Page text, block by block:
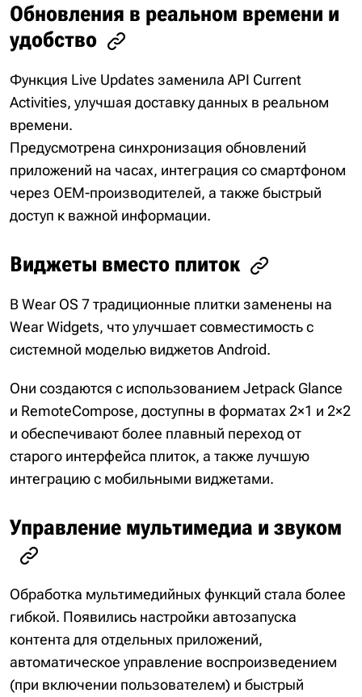
Обновления в реальном времени и
удобство
Функция Live Updates заменила API Current
Activities, улучшая доставку данных в реальном
времени.
Предусмотрена синхронизация обновлений
приложений на часах, интеграция со смартфоном
через OEM-производителей, а также быстрый
доступ к важной информации.
Виджеты вместо плиток
В Wear OS 7 традиционные плитки заменены на
Wear Widgets, что улучшает совместимость с
системной моделью виджетов Android.
Они создаются с использованием Jetpack Glance
и RemoteCompose, доступны в форматах 2×1 и 2×2
и обеспечивают более плавный переход от
старого интерфейса плиток, а также лучшую
интеграцию с мобильными виджетами.
Управление мультимедиа и звуком
Обработка мультимедийных функций стала более
гибкой. Появились настройки автозапуска
контента для отдельных приложений,
автоматическое управление воспроизведением
(при включении пользователем) и быстрый